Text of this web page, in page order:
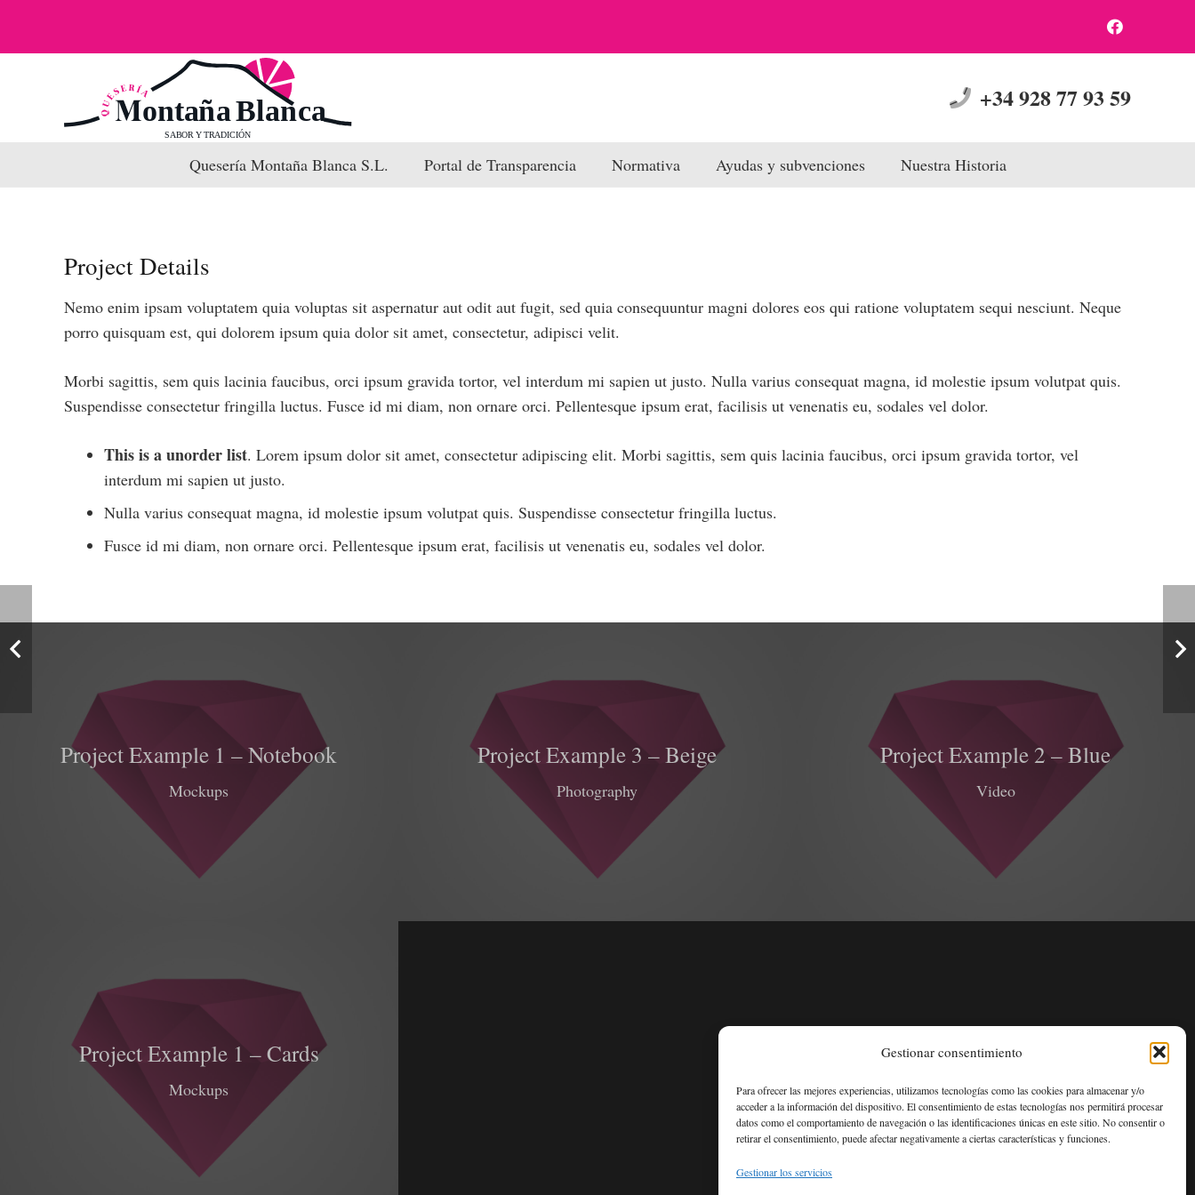
Gestionar consentimiento
Para ofrecer las mejores experiencias, utilizamos tecnologías como las cookies para almacenar y/o
acceder a la información del dispositivo. El consentimiento de estas tecnologías nos permitirá procesar
datos como el comportamiento de navegación o las identificaciones únicas en este sitio. No consentir o
retirar el consentimiento, puede afectar negativamente a ciertas características y funciones.
Gestionar los servicios
+34 928 77 93 59
Quesería Montaña Blanca S.L. Portal de Transparencia Normativa Ayudas y subvenciones Nuestra Historia
Project Details
Nemo enim ipsam voluptatem quia voluptas sit aspernatur aut odit aut fugit, sed quia consequuntur magni dolores eos qui ratione voluptatem sequi nesciunt. Neque
porro quisquam est, qui dolorem ipsum quia dolor sit amet, consectetur, adipisci velit.
Morbi sagittis, sem quis lacinia faucibus, orci ipsum gravida tortor, vel interdum mi sapien ut justo. Nulla varius consequat magna, id molestie ipsum volutpat quis.
Suspendisse consectetur fringilla luctus. Fusce id mi diam, non ornare orci. Pellentesque ipsum erat, facilisis ut venenatis eu, sodales vel dolor.
This is a unorder list. Lorem ipsum dolor sit amet, consectetur adipiscing elit. Morbi sagittis, sem quis lacinia faucibus, orci ipsum gravida tortor, vel
interdum mi sapien ut justo.
Nulla varius consequat magna, id molestie ipsum volutpat quis. Suspendisse consectetur fringilla luctus.
Fusce id mi diam, non ornare orci. Pellentesque ipsum erat, facilisis ut venenatis eu, sodales vel dolor.
Project Example 1 – Notebook
Mockups
Project Example 3 – Beige
Photography
Project Example 2 – Blue
Video
Project Example 1 – Cards
Mockups